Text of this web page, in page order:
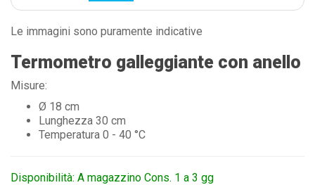
Le immagini sono puramente indicative
Termometro galleggiante con anello
Misure:
Ø 18 cm
Lunghezza 30 cm
Temperatura 0 - 40 °C
Disponibilità: A magazzino Cons. 1 a 3 gg